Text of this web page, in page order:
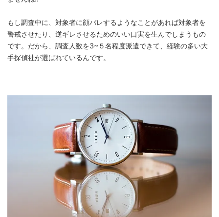
もし調査中に、対象者に顔バレするようなことがあれば対象者を
警戒させたり、逆ギレさせるためのいい口実を生んでしまうもの
です。だから、調査人数を3~５名程度派遣できて、経験の多い大
手探偵社が選ばれているんです。